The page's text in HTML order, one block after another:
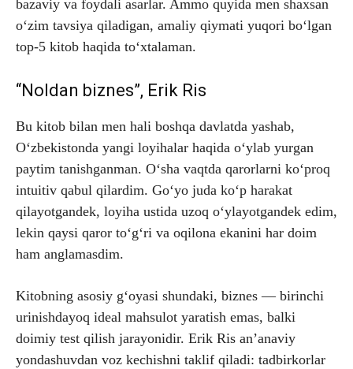
bazaviy va foydali asarlar. Ammo quyida men shaxsan
o‘zim tavsiya qiladigan, amaliy qiymati yuqori bo‘lgan
top-5 kitob haqida to‘xtalaman.
“Noldan biznes”, Erik Ris
Bu kitob bilan men hali boshqa davlatda yashab,
O‘zbekistonda yangi loyihalar haqida o‘ylab yurgan
paytim tanishganman. O‘sha vaqtda qarorlarni ko‘proq
intuitiv qabul qilardim. Go‘yo juda ko‘p harakat
qilayotgandek, loyiha ustida uzoq o‘ylayotgandek edim,
lekin qaysi qaror to‘g‘ri va oqilona ekanini har doim
ham anglamasdim.
Kitobning asosiy g‘oyasi shundaki, biznes — birinchi
urinishdayoq ideal mahsulot yaratish emas, balki
doimiy test qilish jarayonidir. Erik Ris an’anaviy
yondashuvdan voz kechishni taklif qiladi: tadbirkorlar